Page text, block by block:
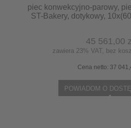
piec konwekcyjno-parowy,
ST-Bakery, dotykowy,
45 561,00
zawiera 23% VAT, bez
Cena netto: 37
POWIADOM O